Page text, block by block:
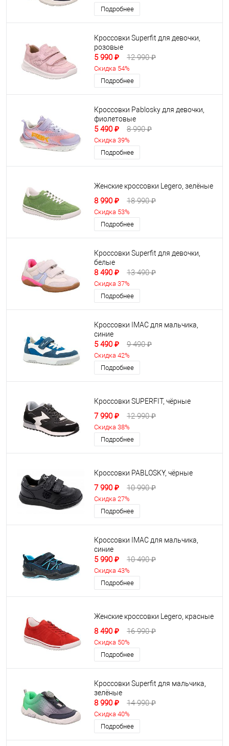
Подробнее
Кроссовки Superfit для девочки,
розовые
5 990 ₽ 12 990 ₽
Скидка 54%
Подробнее
Кроссовки Pablosky для девочки,
фиолетовые
5 490 ₽ 8 990 ₽
Скидка 39%
Подробнее
Женские кроссовки Legero, зелёные
8 990 ₽ 18 990 ₽
Скидка 53%
Подробнее
Кроссовки Superfit для девочки,
белые
8 490 ₽ 13 490 ₽
Скидка 37%
Подробнее
Кроссовки IMAC для мальчика,
синие
5 490 ₽ 9 490 ₽
Скидка 42%
Подробнее
Кроссовки SUPERFIT, чёрные
7 990 ₽ 12 990 ₽
Скидка 38%
Подробнее
Кроссовки PABLOSKY, чёрные
7 990 ₽ 10 990 ₽
Скидка 27%
Подробнее
Кроссовки IMAC для мальчика,
синие
5 990 ₽ 10 490 ₽
Скидка 43%
Подробнее
Женские кроссовки Legero, красные
8 490 ₽ 16 990 ₽
Скидка 50%
Подробнее
Кроссовки Superfit для мальчика,
зелёные
8 990 ₽ 14 990 ₽
Скидка 40%
Подробнее